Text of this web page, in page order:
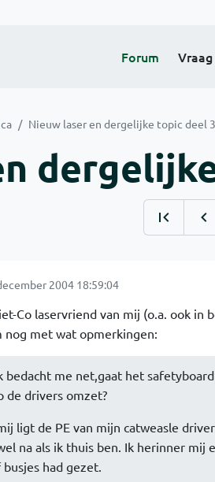
Forum
Nieuw laser en dergelijke topic deel 3
2004 18:59:04
Co laservriend van mij (o.a. ook
nog met wat opmerkingen:
bedacht me net,gaat het
de drivers omzet?
ligt de PE van mijn catweasle
na als ik thuis ben. Ik herinner mij
had gezet.